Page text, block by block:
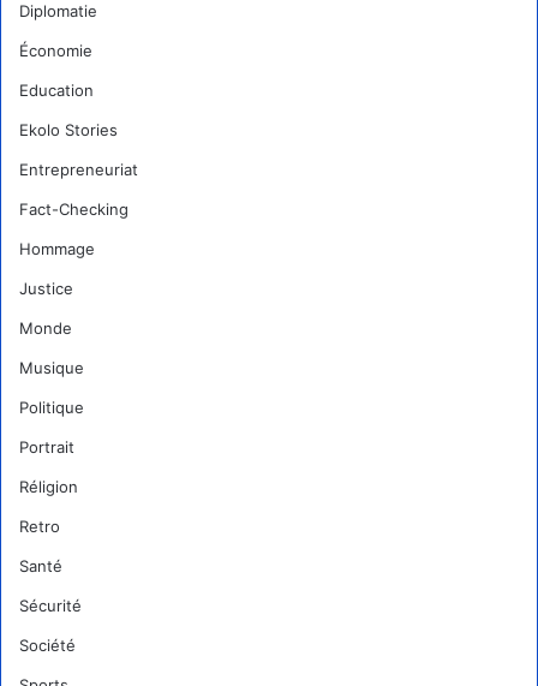
Diplomatie
Économie
Education
Ekolo Stories
Entrepreneuriat
Fact-Checking
Hommage
Justice
Monde
Musique
Politique
Portrait
Réligion
Retro
Santé
Sécurité
Société